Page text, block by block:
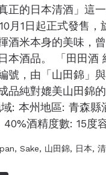
正的日本清酒」這
月1日起正式發售
酒米本身的美味，
本酒品。 「田田酒
號，由「山田錦」
品純對媲美山田錦
: 本州地區: 青森縣
40%酒精度數: 15
, Sake, 山田錦, 日本,